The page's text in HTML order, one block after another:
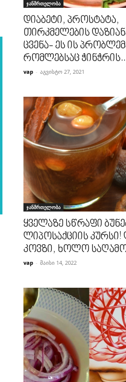
ჯანმრთელობა
დიაბეტი, პროსტატა,
თირკმელების
ცვენა- ეს ის
რომლებსაც
vap - აგვისტო 27, 2021
ჯანმრთელობა
ყველაზე სწრაფი
ლიპოსაქციის კურსი!
კოვზი, ხოლო
vap - მაისი 14, 2022